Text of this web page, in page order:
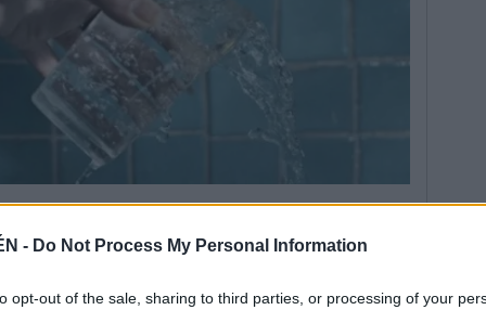
- Do Not Process My Personal Information
opt-out of the sale, sharing to third parties, or processing of your